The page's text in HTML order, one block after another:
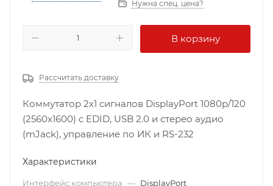
Нужна спец. цена?
В корзину
Рассчитать доставку
Коммутатор 2x1 сигналов DisplayPort 1080p/120
(2560x1600) c EDID, USB 2.0 и стерео аудио
(mJack), управление по ИК и RS-232
Характеристики
Интерфейс компьютера — DisplayPort